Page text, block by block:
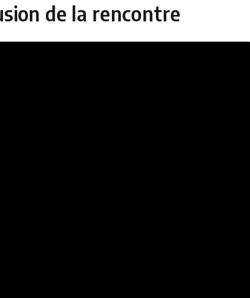
de la rencontre